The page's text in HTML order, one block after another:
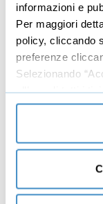
informazioni e
Per maggiori
policy, cliccando
preferenze
Selezionando
all’uso di tutti i
consenso
saranno attivati i
funzionamento
Gestione
Educazione
finanziaria
Investimenti
Trading